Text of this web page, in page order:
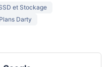
et Stockage
Darty